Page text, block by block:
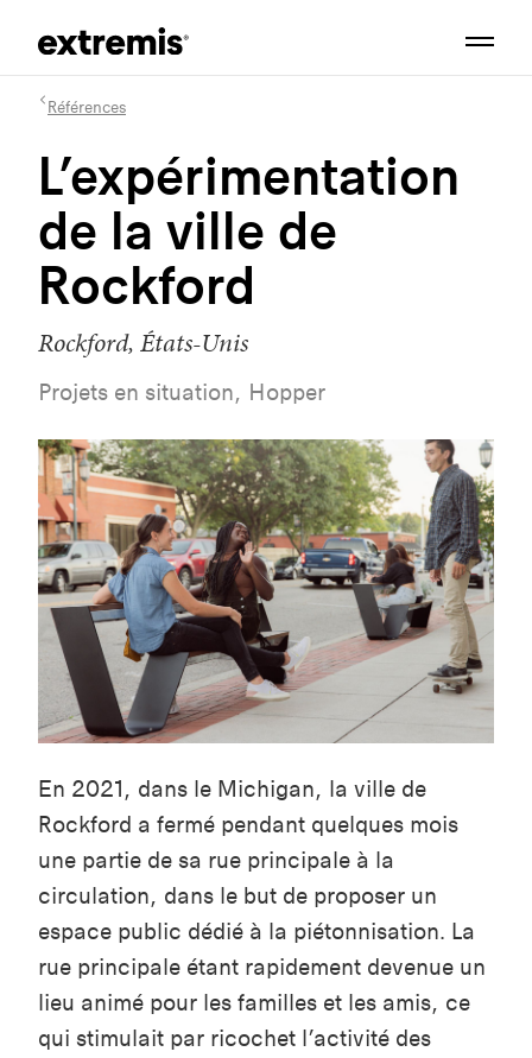
Références
L’expérimentation
de la ville de
Rockford
Rockford, États-Unis
Projets en situation, Hopper
En 2021, dans le Michigan, la ville de
Rockford a fermé pendant quelques mois
une partie de sa rue principale à la
circulation, dans le but de proposer un
espace public dédié à la piétonnisation. La
rue principale étant rapidement devenue un
lieu animé pour les familles et les amis, ce
qui stimulait par ricochet l’activité des